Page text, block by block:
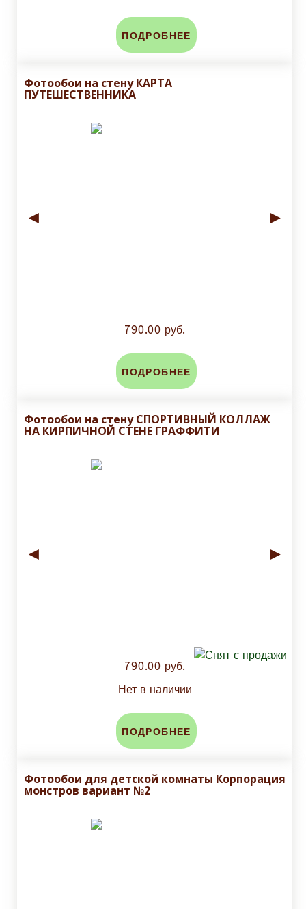
ПОДРОБНЕЕ
Фотообои на стену КАРТА
ПУТЕШЕСТВЕННИКА
◄ ►
790.00 руб.
ПОДРОБНЕЕ
Фотообои на стену СПОРТИВНЫЙ КОЛЛАЖ
НА КИРПИЧНОЙ СТЕНЕ ГРАФФИТИ
◄ ►
790.00 руб.
Нет в наличии
ПОДРОБНЕЕ
Фотообои для детской комнаты Корпорация
монстров вариант №2